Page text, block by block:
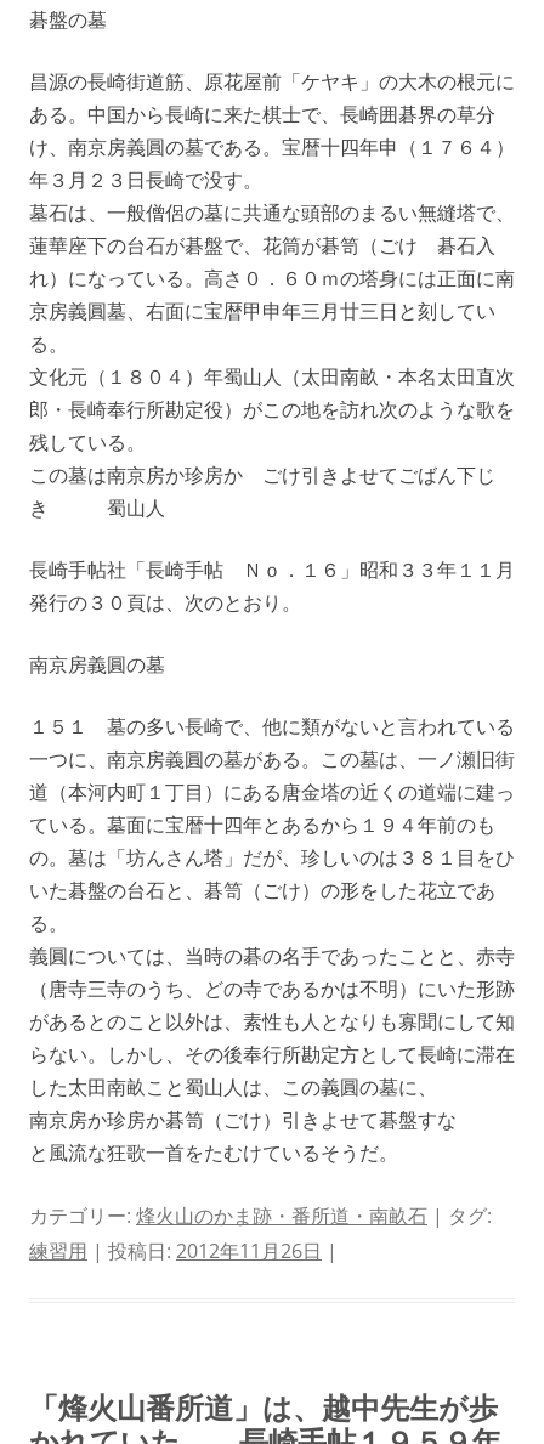
碁盤の墓
昌源の長崎街道筋、原花屋前「ケヤキ」の大木の根元に
ある。中国から長崎に来た棋士で、長崎囲碁界の草分
け、南京房義圓の墓である。宝暦十四年申（１７６４）
年３月２３日長崎で没す。
墓石は、一般僧侶の墓に共通な頭部のまるい無縫塔で、
蓮華座下の台石が碁盤で、花筒が碁笥（ごけ 碁石入
れ）になっている。高さ０．６０ｍの塔身には正面に南
京房義圓墓、右面に宝暦甲申年三月廿三日と刻してい
る。
文化元（１８０４）年蜀山人（太田南畝・本名太田直次
郎・長崎奉行所勘定役）がこの地を訪れ次のような歌を
残している。
この墓は南京房か珍房か ごけ引きよせてごばん下じ
き 蜀山人
長崎手帖社「長崎手帖 Ｎｏ．１６」昭和３３年１１月
発行の３０頁は、次のとおり。
南京房義圓の墓
１５１ 墓の多い長崎で、他に類がないと言われている
一つに、南京房義圓の墓がある。この墓は、一ノ瀬旧街
道（本河内町１丁目）にある唐金塔の近くの道端に建っ
ている。墓面に宝暦十四年とあるから１９４年前のも
の。墓は「坊んさん塔」だが、珍しいのは３８１目をひ
いた碁盤の台石と、碁笥（ごけ）の形をした花立であ
る。
義圓については、当時の碁の名手であったことと、赤寺
（唐寺三寺のうち、どの寺であるかは不明）にいた形跡
があるとのこと以外は、素性も人となりも寡聞にして知
らない。しかし、その後奉行所勘定方として長崎に滞在
した太田南畝こと蜀山人は、この義圓の墓に、
南京房か珍房か碁笥（ごけ）引きよせて碁盤すな
と風流な狂歌一首をたむけているそうだ。
カテゴリー: 烽火山のかま跡・番所道・南畝石 | タグ:
練習用 | 投稿日: 2012年11月26日 |
「烽火山番所道」は、越中先生が歩